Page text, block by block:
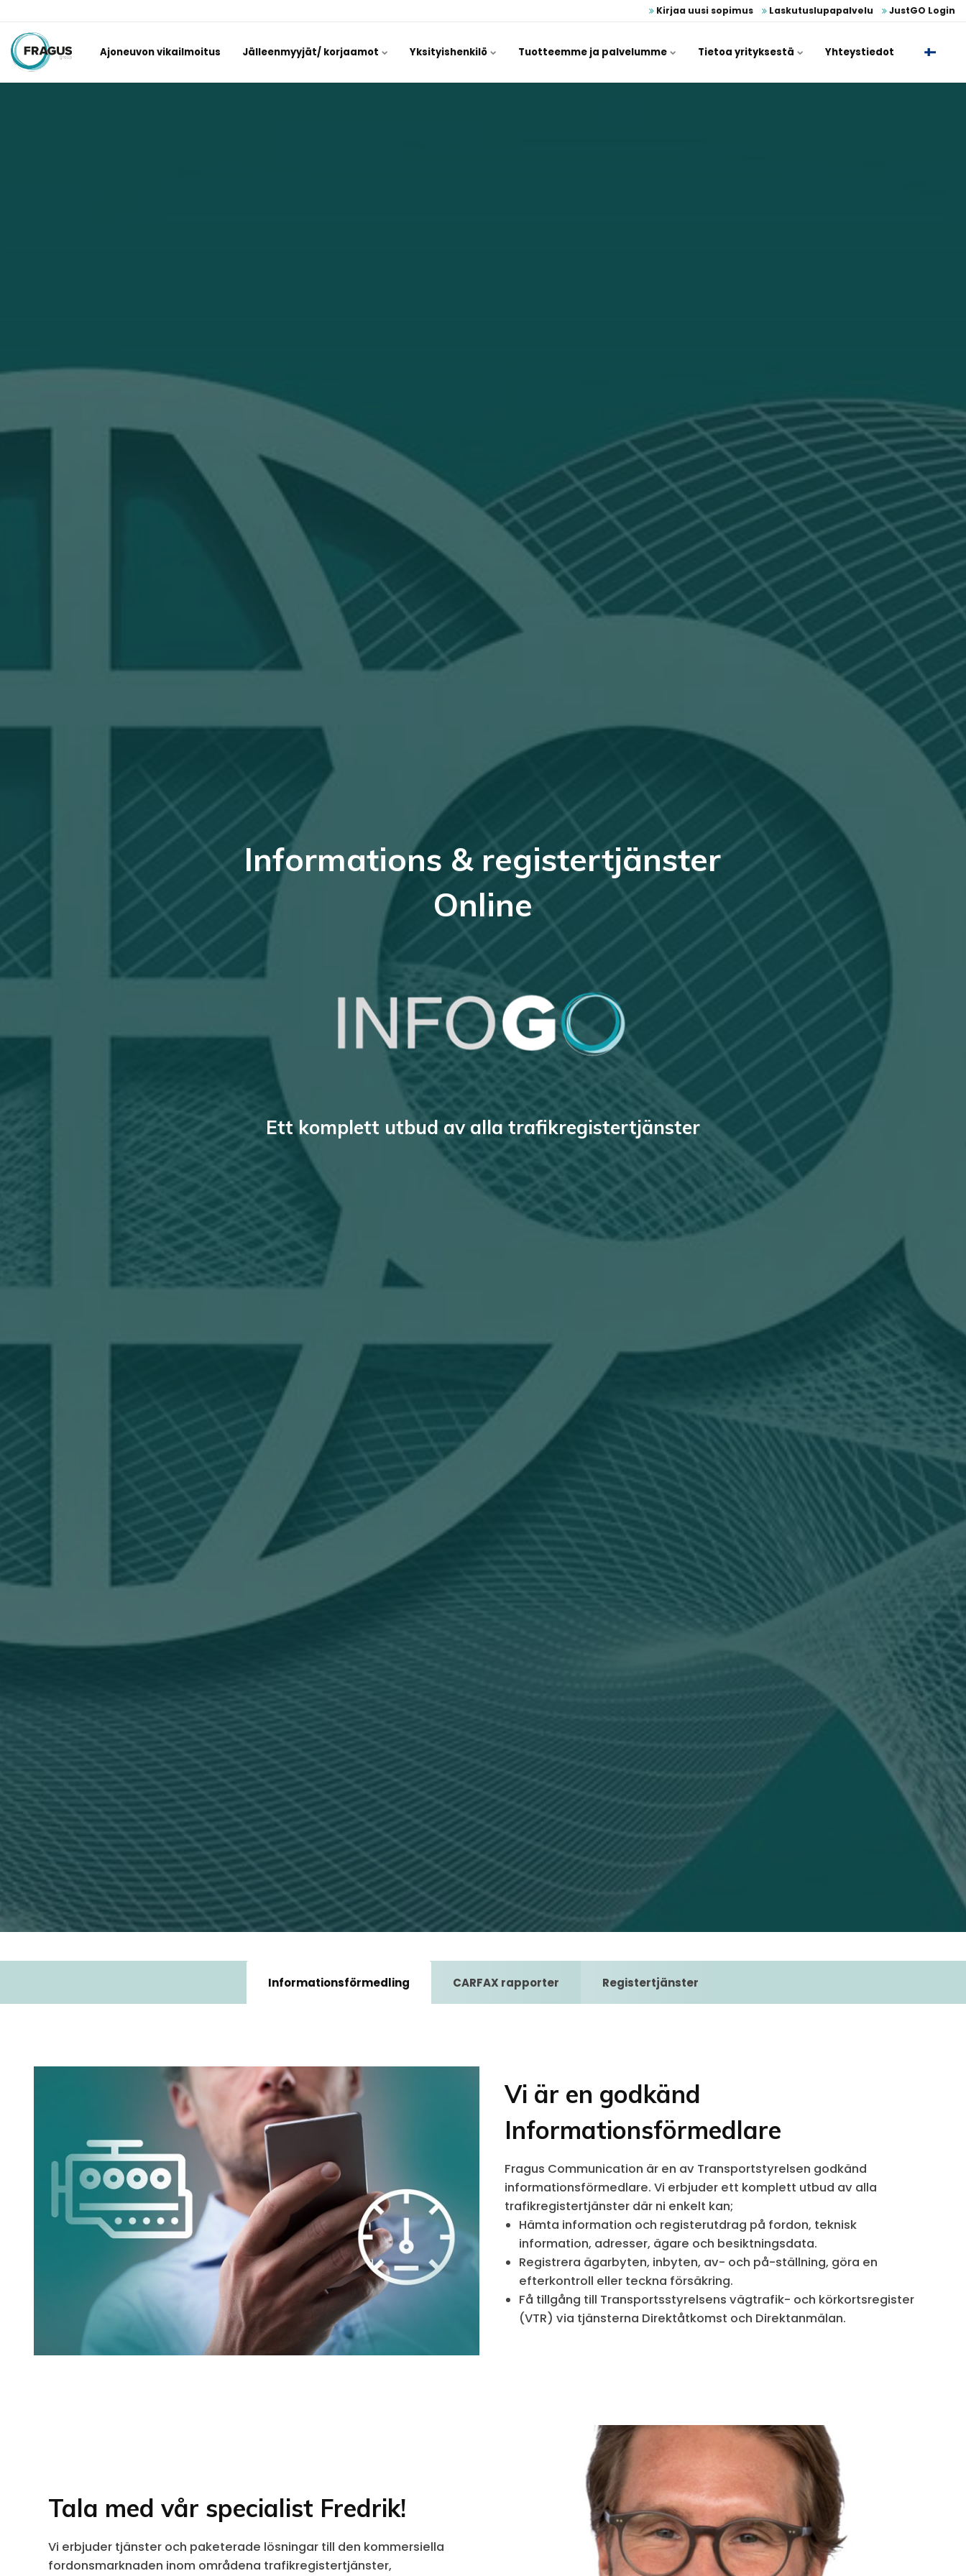
Kirjaa uusi sopimus Laskutuslupapalvelu JustGO Login
Ajoneuvon vikailmoitus Jälleenmyyjät/ korjaamot Yksityishenkilö Tuotteemme ja palvelumme Tietoa yrityksestä Yhteystiedot
Informations & registertjänster
Online
Ett komplett utbud av alla trafikregistertjänster
Informationsförmedling CARFAX rapporter Registertjänster
Vi är en godkänd
Informationsförmedlare
Fragus Communication är en av Transportstyrelsen godkänd
informationsförmedlare. Vi erbjuder ett komplett utbud av alla
trafikregistertjänster där ni enkelt kan;
Hämta information och registerutdrag på fordon, teknisk
information, adresser, ägare och besiktningsdata.
Registrera ägarbyten, inbyten, av- och på-ställning, göra en
efterkontroll eller teckna försäkring.
Få tillgång till Transportsstyrelsens vägtrafik- och körkortsregister
(VTR) via tjänsterna Direktåtkomst och Direktanmälan.
Tala med vår specialist Fredrik!
Vi erbjuder tjänster och paketerade lösningar till den kommersiella
fordonsmarknaden inom områdena trafikregistertjänster,